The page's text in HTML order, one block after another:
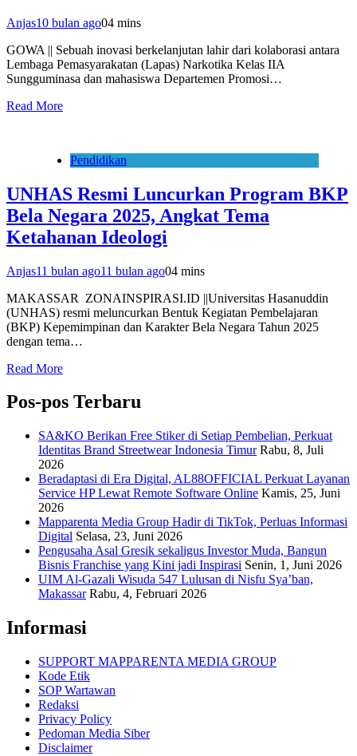
Anjas10 bulan ago04 mins
GOWA || Sebuah inovasi berkelanjutan lahir dari kolaborasi antara
Lembaga Pemasyarakatan (Lapas) Narkotika Kelas IIA
Sungguminasa dan mahasiswa Departemen Promosi…
Read More
Pendidikan
UNHAS Resmi Luncurkan Program BKP
Bela Negara 2025, Angkat Tema
Ketahanan Ideologi
Anjas11 bulan ago11 bulan ago04 mins
MAKASSAR ZONAINSPIRASI.ID ||Universitas Hasanuddin
(UNHAS) resmi meluncurkan Bentuk Kegiatan Pembelajaran
(BKP) Kepemimpinan dan Karakter Bela Negara Tahun 2025
dengan tema…
Read More
Pos-pos Terbaru
SA&KO Berikan Free Stiker di Setiap Pembelian, Perkuat
Identitas Brand Streetwear Indonesia Timur Rabu, 8, Juli
2026
Beradaptasi di Era Digital, AL88OFFICIAL Perkuat Layanan
Service HP Lewat Remote Software Online Kamis, 25, Juni
2026
Mapparenta Media Group Hadir di TikTok, Perluas Informasi
Digital Selasa, 23, Juni 2026
Pengusaha Asal Gresik sekaligus Investor Muda, Bangun
Bisnis Franchise yang Kini jadi Inspirasi Senin, 1, Juni 2026
UIM Al-Gazali Wisuda 547 Lulusan di Nisfu Sya’ban,
Makassar Rabu, 4, Februari 2026
Informasi
SUPPORT MAPPARENTA MEDIA GROUP
Kode Etik
SOP Wartawan
Redaksi
Privacy Policy
Pedoman Media Siber
Disclaimer